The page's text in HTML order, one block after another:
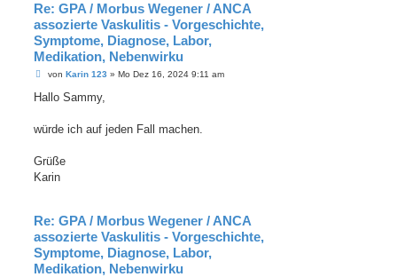
Re: GPA / Morbus Wegener / ANCA
assozierte Vaskulitis - Vorgeschichte,
Symptome, Diagnose, Labor,
Medikation, Nebenwirku
B
i
a
von Karin 123 » Mo Dez 16, 2024 9:11 am
Hallo Sammy,
würde ich auf jeden Fall machen.
Grüße
Karin
Re: GPA / Morbus Wegener / ANCA
assozierte Vaskulitis - Vorgeschichte,
Symptome, Diagnose, Labor,
Medikation, Nebenwirku